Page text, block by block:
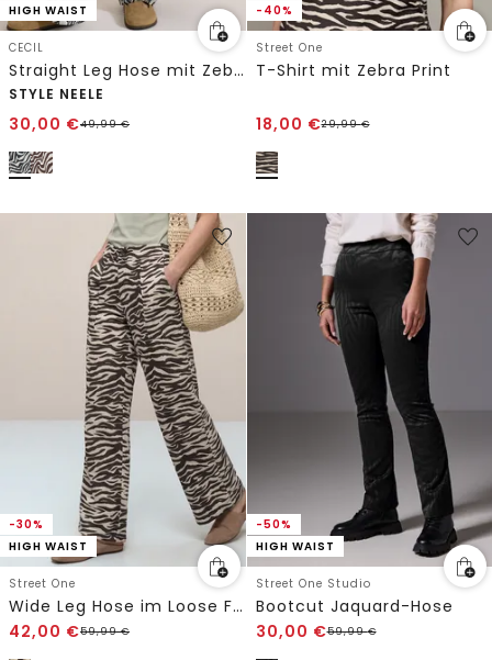
HIGH WAIST
CECIL
Straight Leg Hose mit Zebraprint
STYLE NEELE
30,00 €49,99€
-40%
Street One
T-Shirt mit Zebra Print
18,00 €29,99€
-30%
HIGH WAIST
Street One
Wide Leg Hose im Loose Fit mit Animal Print
42,00 €59,99€
-50%
HIGH WAIST
Street One Studio
Bootcut Jaquard-Hose
30,00 €59,99€